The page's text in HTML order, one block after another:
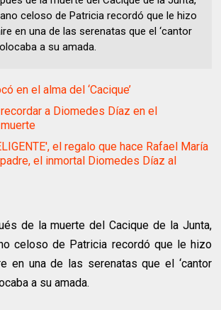
celoso de Patricia recordó que le hizo
en una de las serenatas que el ‘cantor
a su amada.
en el alma del ‘Cacique’
a Diomedes Díaz en el
el regalo que hace Rafael María
el inmortal Diomedes Díaz al
de la muerte del Cacique de la Junta,
celoso de Patricia recordó que le hizo
en una de las serenatas que el ‘cantor
a su amada.